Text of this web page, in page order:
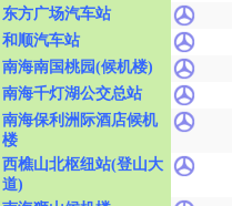
东方广场汽车站
和顺汽车站
南海南国桃园(候机楼)
南海千灯湖公交总站
南海保利洲际酒店候机
楼
西樵山北枢纽站(登山大
道)